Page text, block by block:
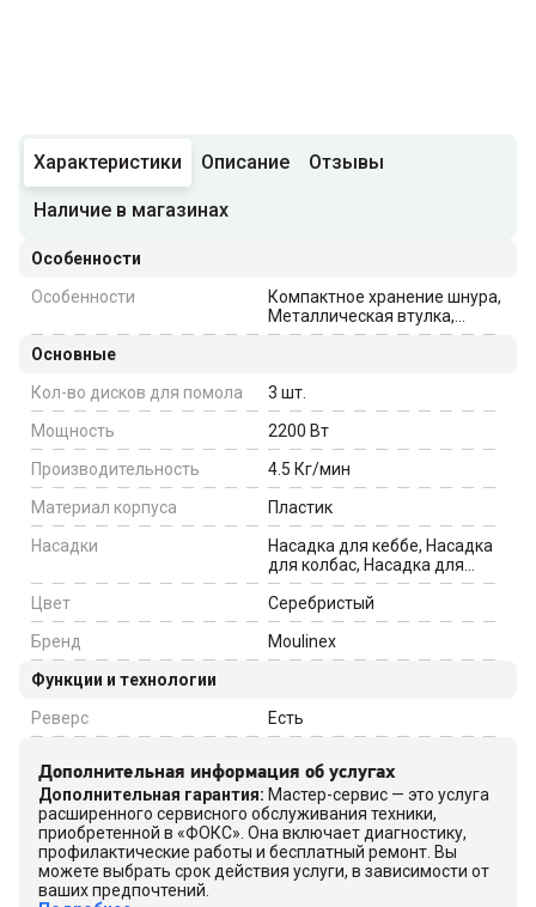
Характеристики Описание Отзывы
Наличие в магазинах
Особенности
Особенности
Компактное хранение шнура,
Металлическая втулка,
Металлический лоток, Отсек
перегрузки
Основные
Кол-во дисков для помола
3 шт.
Мощность
2200 Вт
Производительность
4.5 Кг/мин
Материал корпуса
Пластик
Насадки
Насадка для кеббе, Насадка
для колбас, Насадка для
терок, шинковок
Цвет
Серебристый
Бренд
Moulinex
Функции и технологии
Реверс
Есть
Дополнительная информация об услугах
Дополнительная гарантия: Мастер-сервис — это услуга
расширенного сервисного обслуживания техники,
приобретенной в «ФОКС». Она включает диагностику,
профилактические работы и бесплатный ремонт. Вы
можете выбрать срок действия услуги, в зависимости от
ваших предпочтений.